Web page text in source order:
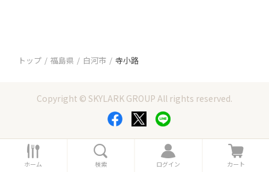
トップ 福島県 白河市 寺小路
Copyright © SKYLARK GROUP All rights reserved.
ホ
ー
ホーム 索
検索
ロ
グ
ログイン
カ
ー
カート